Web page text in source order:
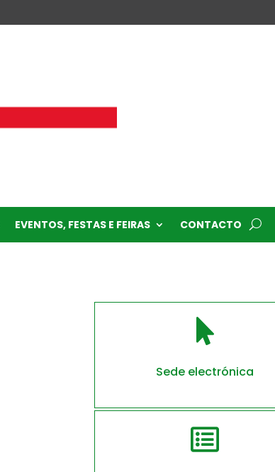
EVENTOS, FESTAS E FEIRAS CONTACTO

Sede electrónica
